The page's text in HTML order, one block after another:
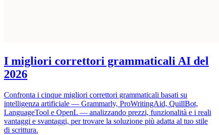
I migliori correttori grammaticali AI del
2026
Confronta i cinque migliori correttori grammaticali basati su
intelligenza artificiale — Grammarly, ProWritingAid, QuillBot,
LanguageTool e OpenL — analizzando prezzi, funzionalità e i reali
vantaggi e svantaggi, per trovare la soluzione più adatta al tuo stile
di scrittura.